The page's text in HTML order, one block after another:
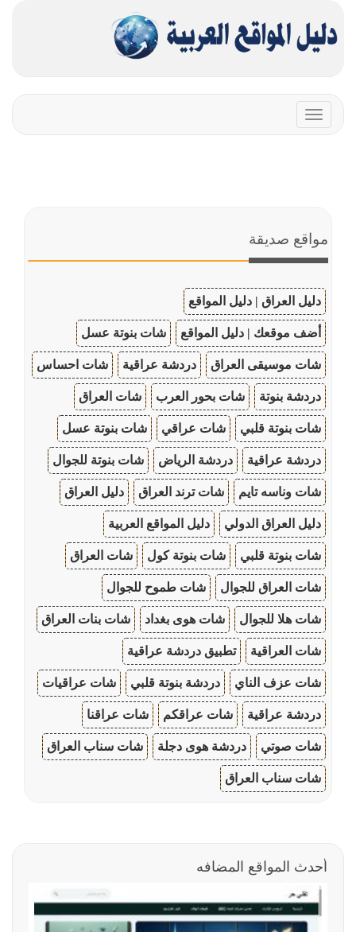
Toggle
navigation
مواقع صديقة
دليل العراق | دليل المواقع
أضف موقعك | دليل المواقع شات بنوتة عسل
شات موسيقى العراق دردشة عراقية شات احساس
دردشة بنوتة شات بحور العرب شات العراق
شات بنوتة قلبي شات عراقي شات بنوتة عسل
دردشة عراقية دردشة الرياض شات بنوتة للجوال
شات وناسه تايم شات ترند العراق دليل العراق
دليل العراق الدولي دليل المواقع العربية
شات بنوتة قلبي شات بنوتة كول شات العراق
شات العراق للجوال شات طموح للجوال
شات هلا للجوال شات هوى بغداد شات بنات العراق
شات العراقية تطبيق دردشة عراقية
شات عزف الناي دردشة بنوتة قلبي شات عراقيات
دردشة عراقية شات عراقكم شات عراقنا
شات صوتي دردشة هوى دجلة شات سناب العراق
شات سناب العراق
أحدث المواقع المضافه